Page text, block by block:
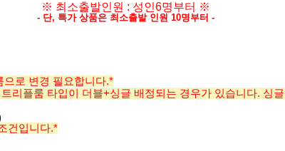
※ 최소출발인원 : 성인6명부터 ※
- 단, 특가 상품은 최소출발 인원 10명부터 -
으로 변경 필요합니다.*
리플룸 타입이 더블+싱글 배정되는 경우가 있습니다. 싱
건입니다.*